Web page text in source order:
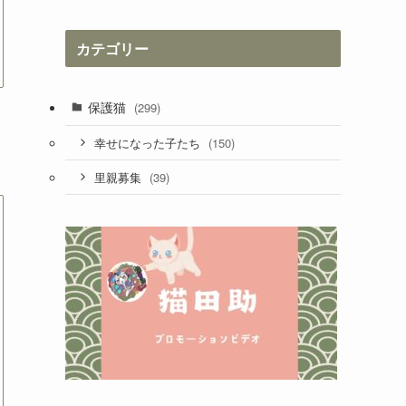
イ
カテゴリー
保護猫 (299)
幸せになった子たち (150)
里親募集 (39)